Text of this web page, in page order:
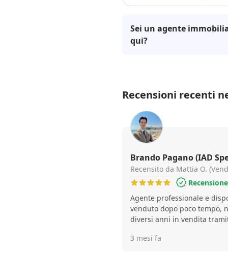
Sei un agente
qui?
Recensioni recenti
Brando Pagano (IAD
Recensito da Mattia O.
Agente professionale e disponibile.
venduto dopo poco tempo,
diversi anni in vendita
3 mesi fa